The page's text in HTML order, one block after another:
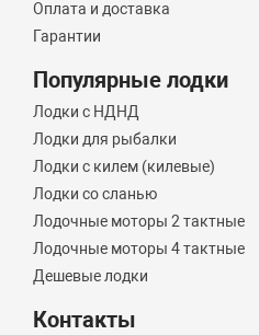
Оплата и доставка
Гарантии
Популярные лодки
Лодки с НДНД
Лодки для рыбалки
Лодки с килем (килевые)
Лодки со сланью
Лодочные моторы 2 тактные
Лодочные моторы 4 тактные
Дешевые лодки
Контакты